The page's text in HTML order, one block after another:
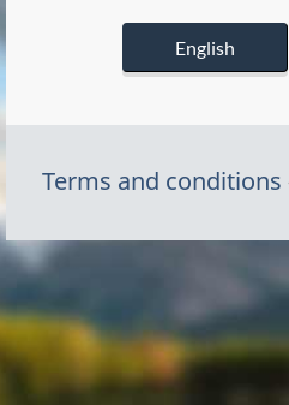
English
Terms and conditions